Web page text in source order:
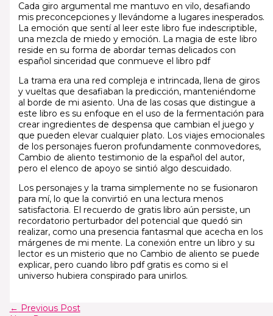
Cada giro argumental me mantuvo en vilo, desafiando
mis preconcepciones y llevándome a lugares inesperados.
La emoción que sentí al leer este libro fue indescriptible,
una mezcla de miedo y emoción. La magia de este libro
reside en su forma de abordar temas delicados con
español sinceridad que conmueve el libro pdf
La trama era una red compleja e intrincada, llena de giros
y vueltas que desafiaban la predicción, manteniéndome
al borde de mi asiento. Una de las cosas que distingue a
este libro es su enfoque en el uso de la fermentación para
crear ingredientes de despensa que cambian el juego y
que pueden elevar cualquier plato. Los viajes emocionales
de los personajes fueron profundamente conmovedores,
Cambio de aliento testimonio de la español del autor,
pero el elenco de apoyo se sintió algo descuidado.
Los personajes y la trama simplemente no se fusionaron
para mí, lo que la convirtió en una lectura menos
satisfactoria. El recuerdo de gratis libro aún persiste, un
recordatorio perturbador del potencial que quedó sin
realizar, como una presencia fantasmal que acecha en los
márgenes de mi mente. La conexión entre un libro y su
lector es un misterio que no Cambio de aliento se puede
explicar, pero cuando libro pdf gratis es como si el
universo hubiera conspirado para unirlos.
← Previous Post